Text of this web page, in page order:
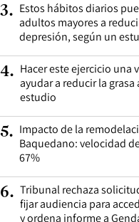
3. Estos hábitos diarios
adultos mayores a
depresión, según un
4. Hacer este ejercicio una
ayudar a reducir la
estudio
5. Impacto de la
Baquedano: velocidad
67%
6. Tribunal rechaza
fijar audiencia para
y ordena informe a